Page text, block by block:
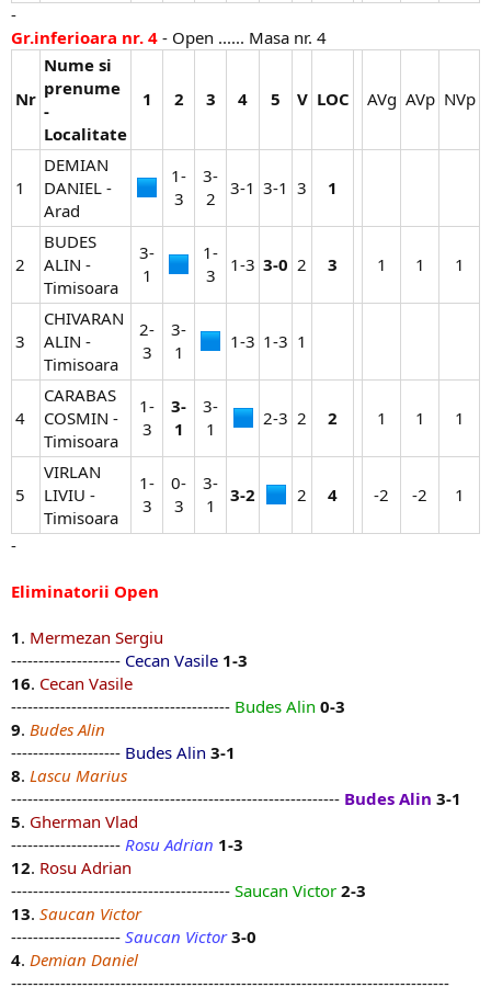
-
Gr.inferioara nr. 4 - Open ...... Masa nr. 4
Nr
Nume si
prenume
-
Localitate
1 2 3 4 5 V LOC AVg​ AVp​ NVp​
1
DEMIAN
DANIEL -
Arad
1-
3​
3-
2​
3-1​ 3-1​ 3​ 1
2
BUDES
ALIN -
Timisoara
3-
1​
1-
3​
1-3​ 3-0 2​ 3 1​ 1​ 1​
3
CHIVARAN
ALIN -
Timisoara
2-
3​
3-
1​
1-3​ 1-3​ 1​
4
CARABAS
COSMIN -
Timisoara
1-
3​
3-
1
3-
1​
2-3​ 2​ 2 1​ 1​ 1​
5
VIRLAN
LIVIU -
Timisoara
1-
3​
0-
3​
3-
1​
3-2 2​ 4 -2​ -2​ 1​
-
Eliminatorii Open
1. Mermezan Sergiu
-------------------- Cecan Vasile 1-3
16. Cecan Vasile
---------------------------------------- Budes Alin 0-3
9. Budes Alin
-------------------- Budes Alin 3-1
8. Lascu Marius
------------------------------------------------------------ Budes Alin 3-1
5. Gherman Vlad
-------------------- Rosu Adrian 1-3
12. Rosu Adrian
---------------------------------------- Saucan Victor 2-3
13. Saucan Victor
-------------------- Saucan Victor 3-0
4. Demian Daniel
--------------------------------------------------------------------------------